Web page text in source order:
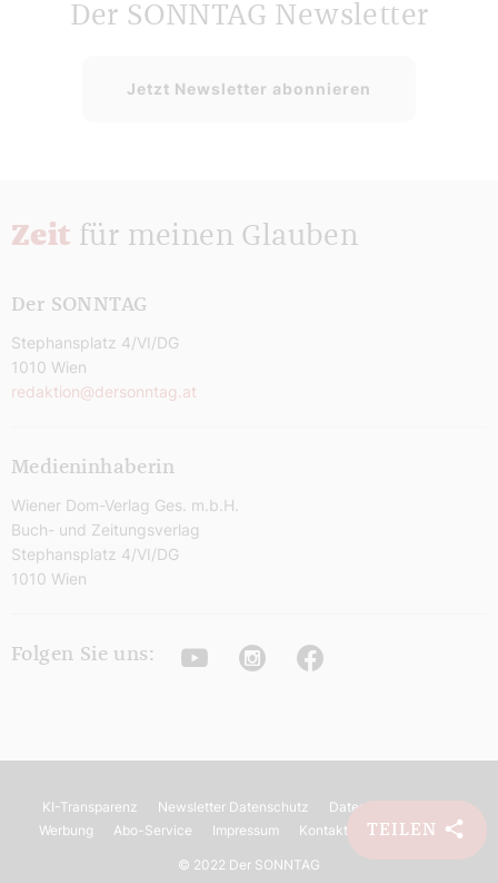
TEILEN
Der SONNTAG Newsletter
Jetzt Newsletter abonnieren
Zeit für meinen Glauben
Der SONNTAG
Stephansplatz 4/VI/DG
1010 Wien
redaktion@dersonntag.at
Medieninhaberin
Wiener Dom-Verlag Ges. m.b.H.
Buch- und Zeitungsverlag
Stephansplatz 4/VI/DG
1010 Wien
Folgen Sie uns: YoutubeInstagramFacebook
KI-Transparenz Newsletter Datenschutz Datenschutz
Werbung
Abo-Service Impressum Kontakt Barrierefreiheit
© 2022 Der SONNTAG